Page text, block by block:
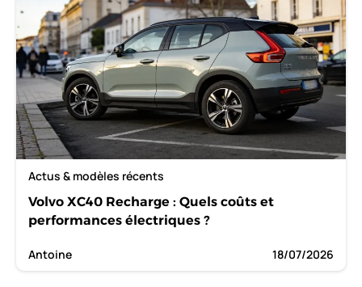
Actus & modèles récents
Volvo XC40 Recharge : Quels coûts et
performances électriques ?
Antoine 18/07/2026